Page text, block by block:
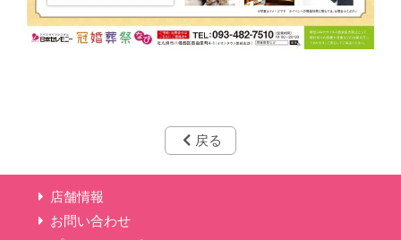
戻る
店舗情報
お問い合わせ